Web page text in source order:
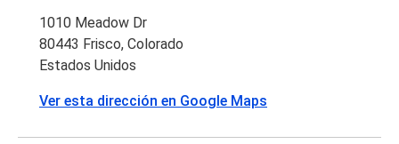
1010 Meadow Dr
80443 Frisco, Colorado
Estados Unidos
Ver esta dirección en Google Maps